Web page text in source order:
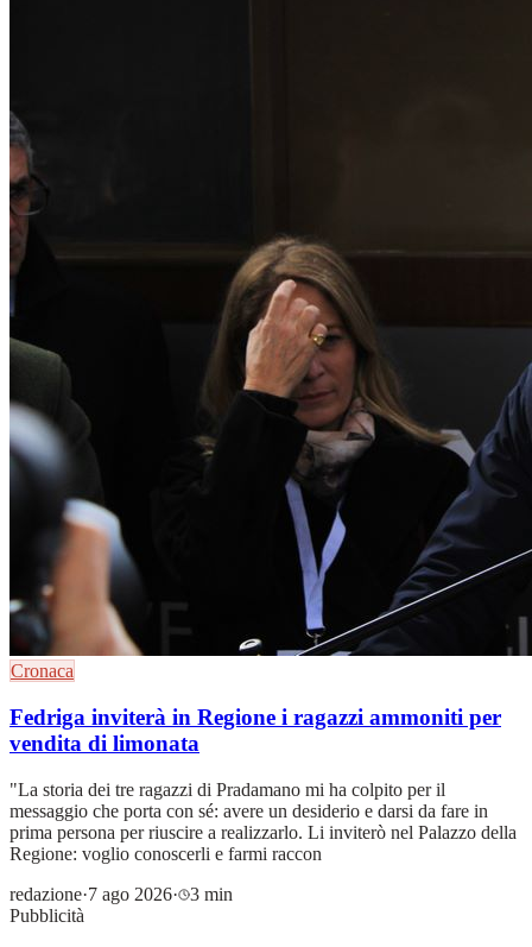
Cronaca
Fedriga inviterà in Regione i ragazzi ammoniti per
vendita di limonata
"La storia dei tre ragazzi di Pradamano mi ha colpito per il
messaggio che porta con sé: avere un desiderio e darsi da fare in
prima persona per riuscire a realizzarlo. Li inviterò nel Palazzo della
Regione: voglio conoscerli e farmi raccon
redazione·7 ago 2026·
3 min
Pubblicità